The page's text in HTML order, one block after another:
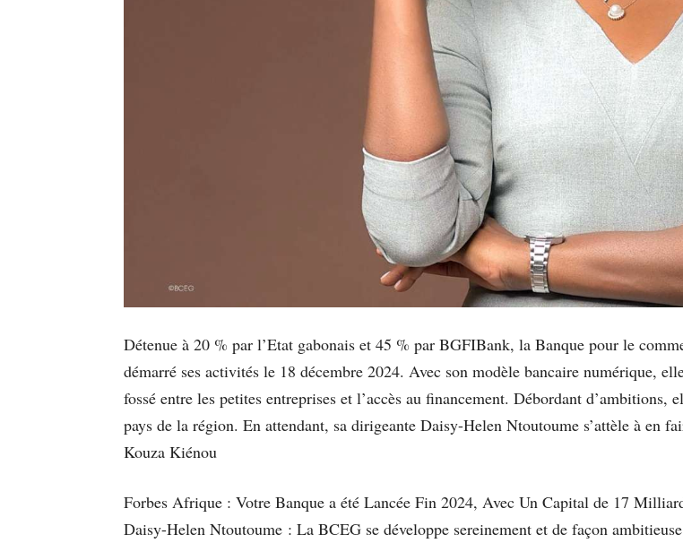
Détenue à 20 % par l’Etat gabonais et 45 % par BGFIBank, la Banque pour le
démarré ses activités le 18 décembre 2024. Avec son modèle bancaire numérique,
fossé entre les petites entreprises et l’accès au financement. Débordant d’ambitions,
pays de la région. En attendant, sa dirigeante Daisy-Helen Ntoutoume s’attèle à en
Kouza Kiénou
Forbes Afrique : Votre Banque a été Lancée Fin 2024, Avec Un Capital de 17
Daisy-Helen Ntoutoume : La BCEG se développe sereinement et de façon